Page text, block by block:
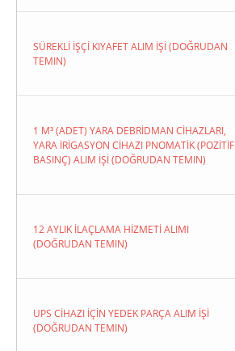
SÜREKLİ İŞÇİ KIYAFET ALIM İŞİ (DOĞRUDAN
TEMIN)
1 M³ (ADET) YARA DEBRİDMAN CİHAZLARI,
YARA İRİGASYON CİHAZI PNOMATİK (POZİTİF
BASINÇ) ALIM İŞİ (DOĞRUDAN TEMIN)
12 AYLIK İLAÇLAMA HİZMETİ ALIMI
(DOĞRUDAN TEMIN)
UPS CİHAZI İÇİN YEDEK PARÇA ALIM İŞİ
(DOĞRUDAN TEMIN)